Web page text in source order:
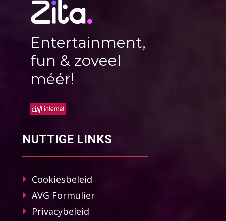
Entertainment,
fun & zoveel
méér!
NUTTIGE LINKS
Cookiesbeleid
AVG Formulier
Privacybeleid